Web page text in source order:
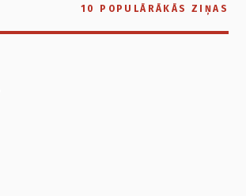
10 POPULĀRĀKĀS ZIŅAS